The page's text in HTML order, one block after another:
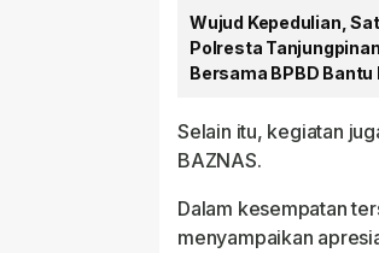
Wujud Kepedulian,
Polresta
Bersama BPBD Bantu
Selain itu, kegiatan
BAZNAS.
Dalam kesempatan
menyampaikan